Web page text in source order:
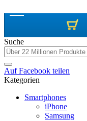
Suche
AufFacebook teilen
Kategorien
Smartphones
iPhone
Samsung